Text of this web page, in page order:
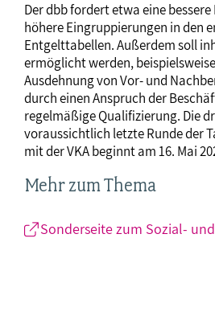
Der dbb fordert etwa eine
höhere Eingruppierungen in den
Entgelttabellen. Außerdem soll
ermöglicht werden,
Ausdehnung von Vor- und
durch einen Anspruch der
regelmäßige Qualifizierung. Die
voraussichtlich letzte Runde der
mit der VKA beginnt am 16. Mai
Mehr zum Thema
Sonderseite zum Sozial-